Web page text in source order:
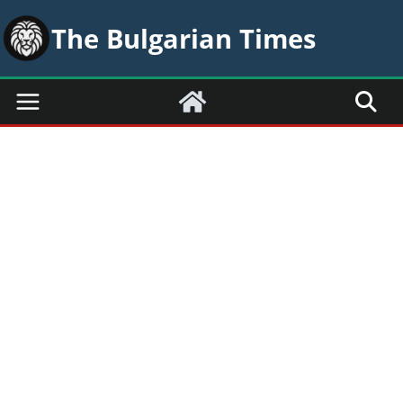
Skip
to
content
The Bulgarian Times